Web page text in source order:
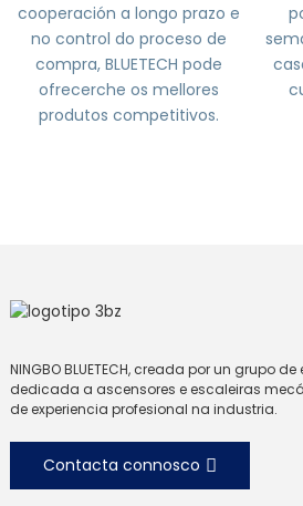
cooperación a longo prazo e
no control do proceso de
compra, BLUETECH pode
ofrecerche os mellores
produtos competitivos.
NINGBO BLUETECH, creada por un grupo
dedicada a ascensores e escaleiras
de experiencia profesional na industria.
Contacta connosco